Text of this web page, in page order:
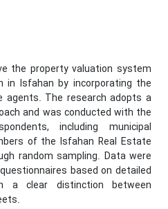
the property valuation system
in Isfahan by incorporating the
The research adopts a
and was conducted with the
including municipal
of the Isfahan Real Estate
random sampling. Data were
based on detailed
a clear distinction between